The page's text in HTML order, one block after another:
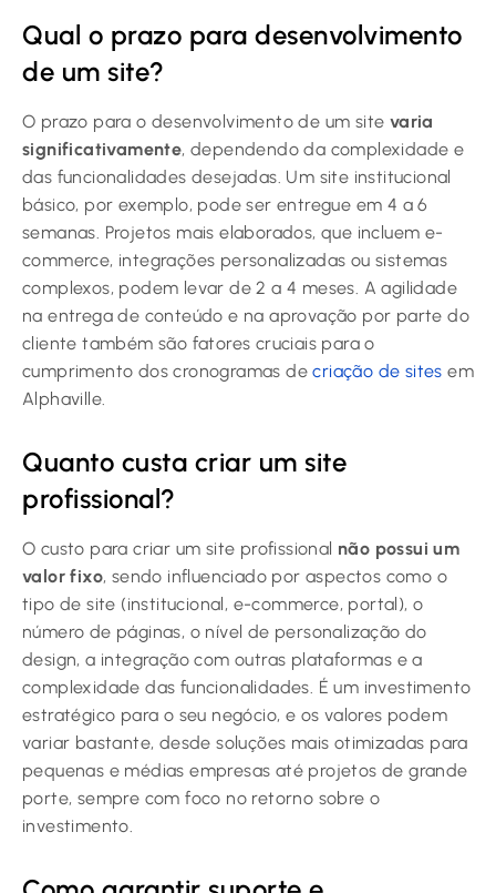
Qual o prazo para desenvolvimento
de um site?
O prazo para o desenvolvimento de um site varia
significativamente, dependendo da complexidade e
das funcionalidades desejadas. Um site institucional
básico, por exemplo, pode ser entregue em 4 a 6
semanas. Projetos mais elaborados, que incluem e-
commerce, integrações personalizadas ou sistemas
complexos, podem levar de 2 a 4 meses. A agilidade
na entrega de conteúdo e na aprovação por parte do
cliente também são fatores cruciais para o
cumprimento dos cronogramas decriação de sites em
Alphaville.
Quanto custa criar um site
profissional?
O custo para criar um site profissional não possui um
valor fixo, sendo influenciado por aspectos como o
tipo de site (institucional, e-commerce, portal), o
número de páginas, o nível de personalização do
design, a integração com outras plataformas e a
complexidade das funcionalidades. É um investimento
estratégico para o seu negócio, e os valores podem
variar bastante, desde soluções mais otimizadas para
pequenas e médias empresas até projetos de grande
porte, sempre com foco no retorno sobre o
investimento.